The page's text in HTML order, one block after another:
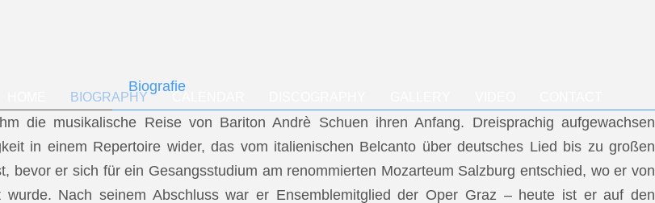
BIOGRAPHY
Biografie
die musikalische Reise von Bariton Andrè Schuen ihren Anfang. Dreisprachig aufgewachsen
in einem Repertoire wider, das vom italienischen Belcanto über deutsches Lied bis zu großen
bevor er sich für ein Gesangsstudium am renommierten Mozarteum Salzburg entschied, wo er von
Nach seinem Abschluss war er Ensemblemitglied der Oper Graz – heute ist er auf den